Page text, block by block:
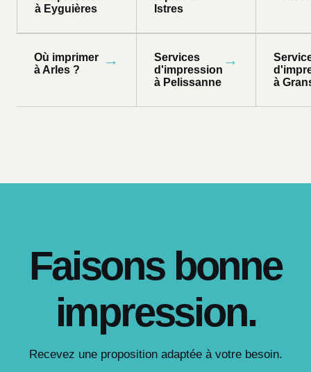
à Eyguières
Istres
Où imprimer
à Arles ?
→
Services
d'impression
à Pelissanne
→
à
Faisons bonne
impression.
Recevez une proposition adaptée à votre besoin.